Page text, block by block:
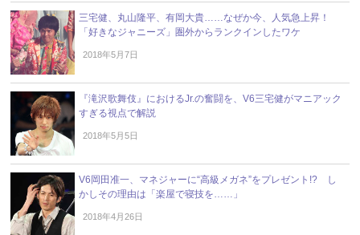
三宅健、丸山隆平、有岡大貴……なぜか今、人気急上昇！
「好きなジャニーズ」圏外からランクインしたワケ
2018年5月7日
『滝沢歌舞伎』におけるJr.の奮闘を、V6三宅健がマニアック
すぎる視点で解説
2018年5月5日
V6岡田准一、マネジャーに“高級メガネ”をプレゼント!? し
かしその理由は「楽屋で寝技を……」
2018年4月26日